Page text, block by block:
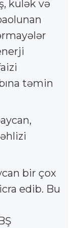
külək və
təmin
bir çox
edib. Bu